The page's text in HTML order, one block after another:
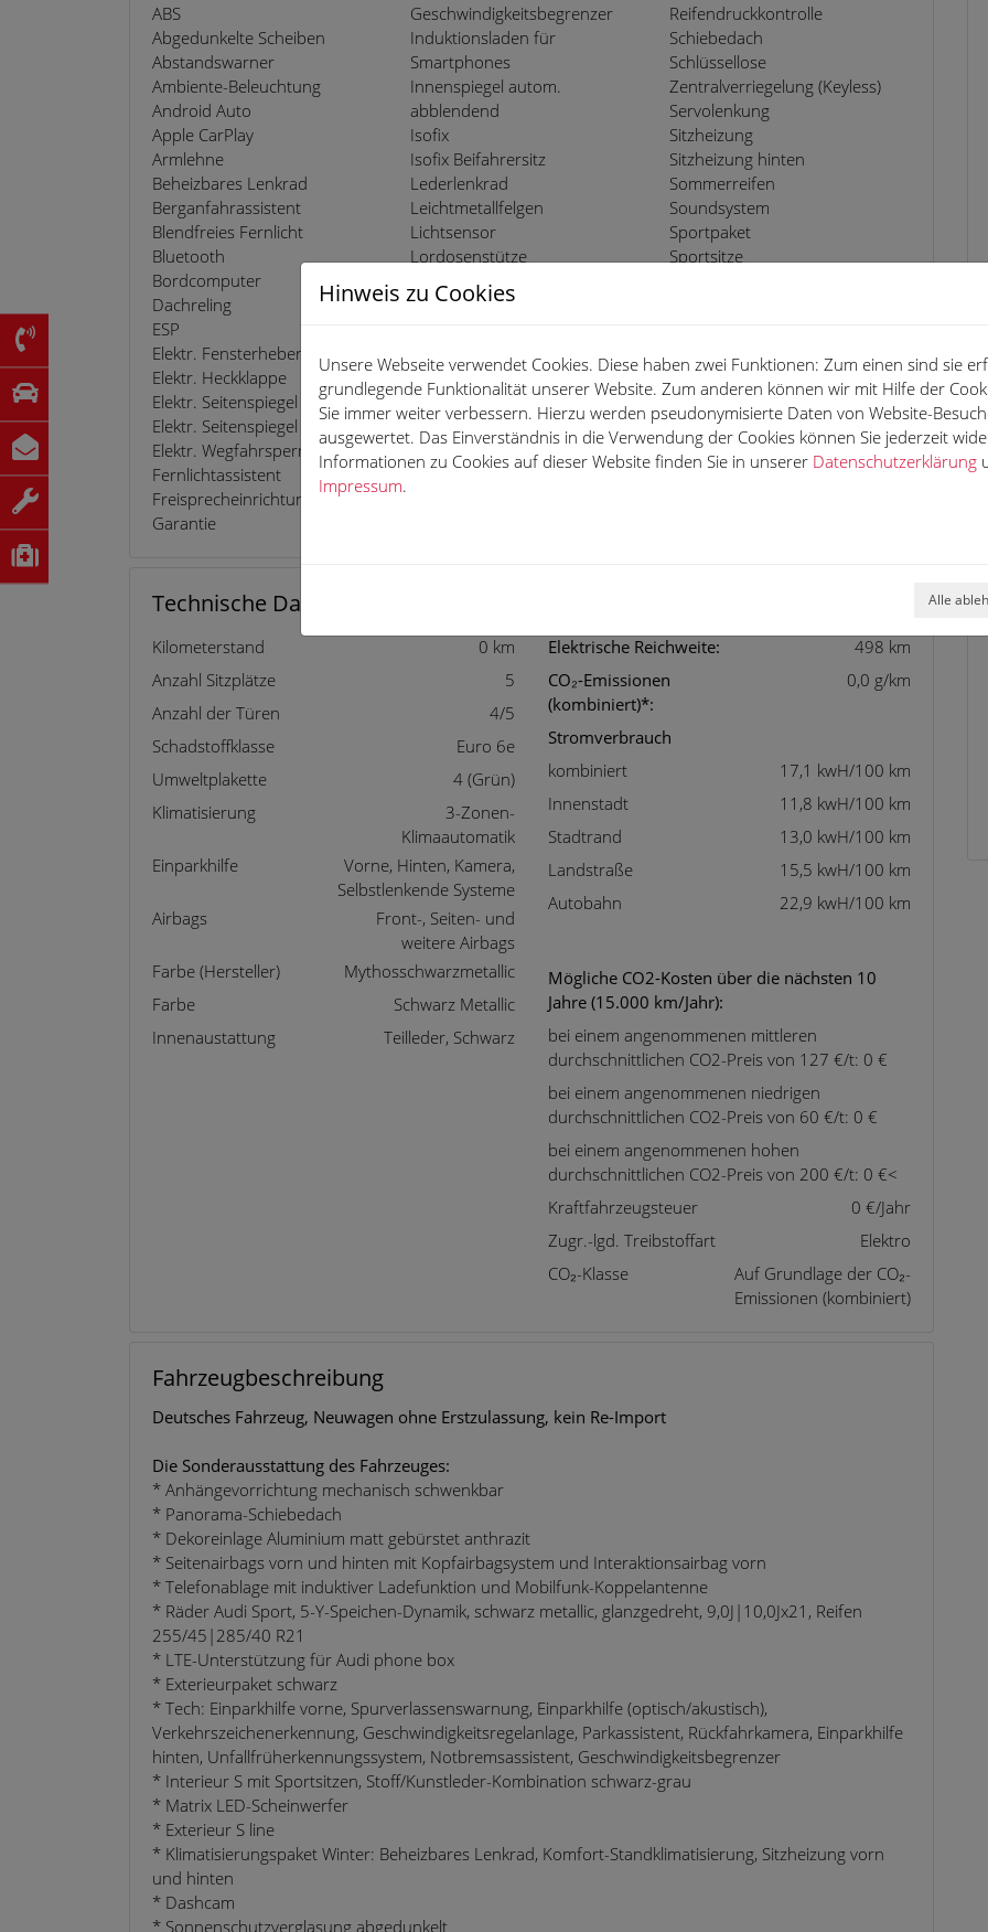
ABS
Abgedunkelte Scheiben
Abstandswarner
Ambiente-Beleuchtung
Android Auto
Apple CarPlay
Armlehne
Beheizbares Lenkrad
Berganfahrassistent
Blendfreies Fernlicht
Bluetooth
Bordcomputer
Dachreling
ESP
Elektr. Fensterheber
Elektr. Heckklappe
Elektr. Seitenspiegel
Elektr. Seitenspiegel anklappbar
Elektr. Wegfahrsperre
Fernlichtassistent
Freisprecheinrichtung
Garantie
Geschwindigkeitsbegrenzer
Induktionsladen für
Smartphones
Innenspiegel autom.
abblendend
Isofix
Isofix Beifahrersitz
Lederlenkrad
Leichtmetallfelgen
Lichtsensor
Lordosenstütze
Multifunktionslenkrad
Müdigkeitswarner
Navigationssystem
Nebelscheinwerfer
Nichtraucher-Fahrzeug
Notbremsassistent
Notrufsystem
Reifendruckkontrolle
Schiebedach
Schlüssellose
Zentralverriegelung (Keyless)
Servolenkung
Sitzheizung
Sitzheizung hinten
Sommerreifen
Soundsystem
Sportpaket
Sportsitze
Traktionskontrolle
USB
Verkehrszeichenerkennung
Volldigitales Kombiinstrument
WLAN / Wifi Hotspot
Wärmepumpe
Technische Daten
Kilometerstand
0 km
Anzahl Sitzplätze
5
Anzahl der Türen
4/5
Schadstoffklasse
Euro 6e
Umweltplakette
4 (Grün)
Klimatisierung
3-Zonen-
Klimaautomatik
Einparkhilfe
Vorne, Hinten, Kamera,
Selbstlenkende Systeme
Airbags
Front-, Seiten- und
weitere Airbags
Farbe (Hersteller)
Mythosschwarzmetallic
Farbe
Schwarz Metallic
Innenaustattung
Teilleder, Schwarz
Elektrische Reichweite:
498 km
CO₂-Emissionen
(kombiniert)*:
0,0 g/km
Stromverbrauch
kombiniert
17,1 kwH/100 km
Innenstadt
11,8 kwH/100 km
Stadtrand
13,0 kwH/100 km
Landstraße
15,5 kwH/100 km
Autobahn
22,9 kwH/100 km
Mögliche CO2-Kosten über die nächsten 10
Jahre (15.000 km/Jahr):
bei einem angenommenen mittleren
durchschnittlichen CO2-Preis von 127 €/t: 0 €
bei einem angenommenen niedrigen
durchschnittlichen CO2-Preis von 60 €/t: 0 €
bei einem angenommenen hohen
durchschnittlichen CO2-Preis von 200 €/t: 0 €<
Kraftfahrzeugsteuer
0 €/Jahr
Zugr.-lgd. Treibstoffart
Elektro
CO₂-Klasse
Auf Grundlage der CO₂-
Emissionen (kombiniert)
Fahrzeugbeschreibung
Deutsches Fahrzeug, Neuwagen ohne Erstzulassung, kein Re-Import
Die Sonderausstattung des Fahrzeuges:
* Anhängevorrichtung mechanisch schwenkbar
* Panorama-Schiebedach
* Dekoreinlage Aluminium matt gebürstet anthrazit
* Seitenairbags vorn und hinten mit Kopfairbagsystem und Interaktionsairbag vorn
* Telefonablage mit induktiver Ladefunktion und Mobilfunk-Koppelantenne
* Räder Audi Sport, 5-Y-Speichen-Dynamik, schwarz metallic, glanzgedreht, 9,0J|10,0Jx21, Reifen
255/45|285/40 R21
* LTE-Unterstützung für Audi phone box
* Exterieurpaket schwarz
* Tech: Einparkhilfe vorne, Spurverlassenswarnung, Einparkhilfe (optisch/akustisch),
Verkehrszeichenerkennung, Geschwindigkeitsregelanlage, Parkassistent, Rückfahrkamera, Einparkhilfe
hinten, Unfallfrüherkennungssystem, Notbremsassistent, Geschwindigkeitsbegrenzer
* Interieur S mit Sportsitzen, Stoff/Kunstleder-Kombination schwarz-grau
* Matrix LED-Scheinwerfer
* Exterieur S line
* Klimatisierungspaket Winter: Beheizbares Lenkrad, Komfort-Standklimatisierung, Sitzheizung vorn
und hinten
* Dashcam
* Sonnenschutzverglasung abgedunkelt
Hinweis zu Cookies
Unsere Webseite verwendet Cookies. Diese haben zwei Funktionen: Zum einen sind sie
grundlegende Funktionalität unserer Website. Zum anderen können wir mit Hilfe der
Sie immer weiter verbessern. Hierzu werden pseudonymisierte Daten von Website-
ausgewertet. Das Einverständnis in die Verwendung der Cookies können Sie jederzeit
Informationen zu Cookies auf dieser Website finden Sie in unserer Datenschutzerklärung
Impressum.
Alle